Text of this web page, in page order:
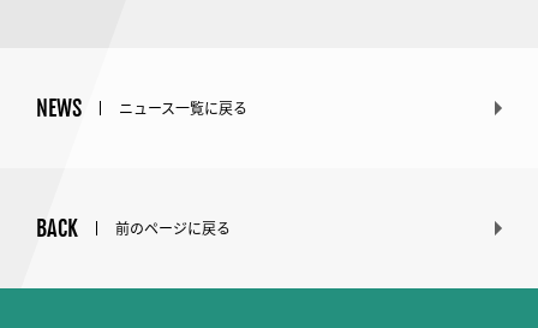
NEWS ニュース一覧に戻る
BACK 前のページに戻る